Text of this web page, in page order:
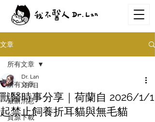
文章
所有文章
最新消息
資源下載
所有文章
獸醫時事分享｜荷蘭自 2026/1/1
起禁止飼養折耳貓與無毛貓
Dr. Lan
1月7日